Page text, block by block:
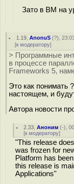
Зато в ВМ на
1.19 ,AnonuS (?),
[к модератору]
> Программные
в процессе
Frameworks 5,
Это как понимать
настоящем, и
Автора новости
2.33 ,Аноним (-),
[к модератору]
"This release
was frozen for
Platform has
this release is
Applications"